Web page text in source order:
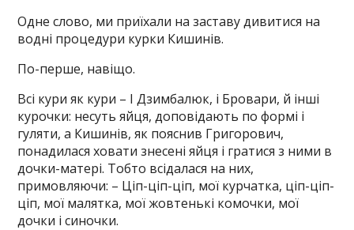
Одне слово, ми приїхали на заставу дивитися на
водні процедури курки Кишинів.
По-перше, навіщо.
Всі кури як кури – І Дзимбалюк, і Бровари, й інші
курочки: несуть яйця, доповідають по формі і
гуляти, а Кишинів, як пояснив Григорович,
понадилася ховати знесені яйця і гратися з ними в
дочки-матері. Тобто всідалася на них,
примовляючи: – Ціп-ціп-ціп, мої курчатка, ціп-ціп-
ціп, мої малятка, мої жовтенькі комочки, мої
дочки і синочки.